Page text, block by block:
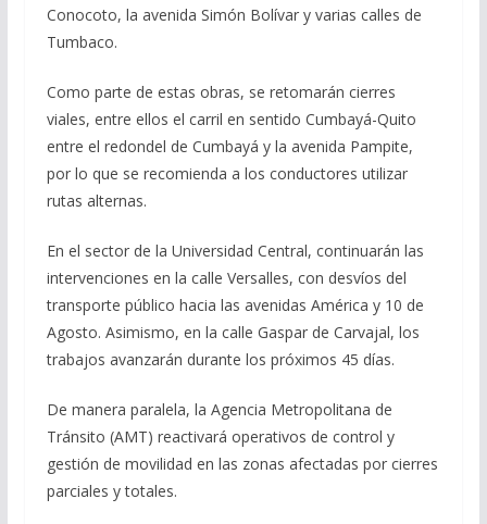
Conocoto, la avenida Simón Bolívar y varias calles de
Tumbaco.
Como parte de estas obras, se retomarán cierres
viales, entre ellos el carril en sentido Cumbayá-Quito
entre el redondel de Cumbayá y la avenida Pampite,
por lo que se recomienda a los conductores utilizar
rutas alternas.
En el sector de la Universidad Central, continuarán las
intervenciones en la calle Versalles, con desvíos del
transporte público hacia las avenidas América y 10 de
Agosto. Asimismo, en la calle Gaspar de Carvajal, los
trabajos avanzarán durante los próximos 45 días.
De manera paralela, la Agencia Metropolitana de
Tránsito (AMT) reactivará operativos de control y
gestión de movilidad en las zonas afectadas por cierres
parciales y totales.